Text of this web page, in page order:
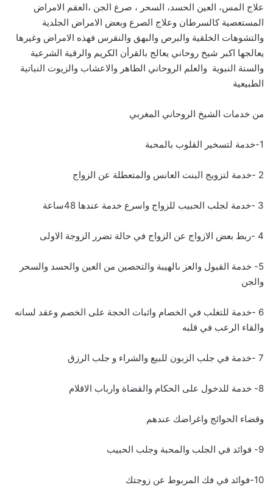
علاج المس، العين الحسد، السحر ، صرع الجن ،العقم الامراض
المستعصية كالسرطان وعلاج الصرع وبعض الامراض الجلدية
والتشوهات الخلقية والبرص والبهق والنقرس فهذه الامراض وغيرها
يعالجها اكبر شيخ روحاني يعالج بالقرأن الكريم والرقية الشرعية
والسنة النبوية والعلم الروحاني الطاهر والاعشاب والزيوت النباتية
الطبيعية
من خدمات الشيخ الروحاني المغربي
1-خدمة لتسخير القلوب بالمحبة
2 -خدمة لتزويج البنت العانس والمتعطلة عن الزواج
3 -خدمة لجلب الحبيب للزواج واسرع خدمة عندها 48ساعة
4 -ربط بعض الازواج عن الزواج في حالة تضرر الزوجة الاولى
5- خدمة القبول والعز ىالهيبة والتحصين من العين والحسد والسحر
والجن
6 -خدمة للتغلب في الخصام واثبات الحجة على الخصم وعقد لسانه
والقاء الرعب في قلبه
7 -خدمة في جلب الزبون للبيع والشراء و جلب الرزق
8- خدمة للدخول على الحكام والقضاة وارباب الاقلام
وقضاء الحوائج واغراضك عندهم
9- فوائد في الجلب والمحبة وجلب الحبيب
10-فوائد في فك المربوط عن زوجتك